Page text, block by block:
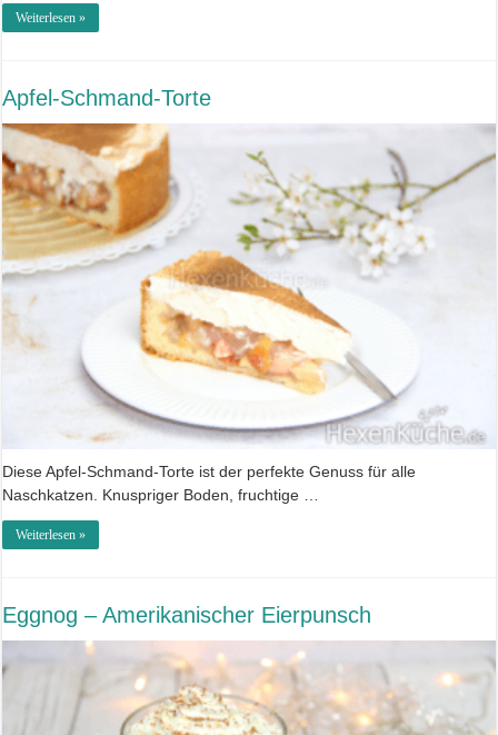
Weiterlesen »
Apfel-Schmand-Torte
Diese Apfel-Schmand-Torte ist der perfekte Genuss für alle
Naschkatzen. Knuspriger Boden, fruchtige …
Weiterlesen »
Eggnog – Amerikanischer Eierpunsch